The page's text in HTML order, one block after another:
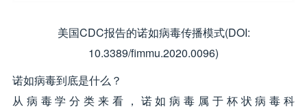
美国CDC报告的诺如病毒传播模式(DOI:
10.3389/fimmu.2020.0096)
诺如病毒到底是什么？
从病毒学分类来看，诺如病毒属于杯状病毒科